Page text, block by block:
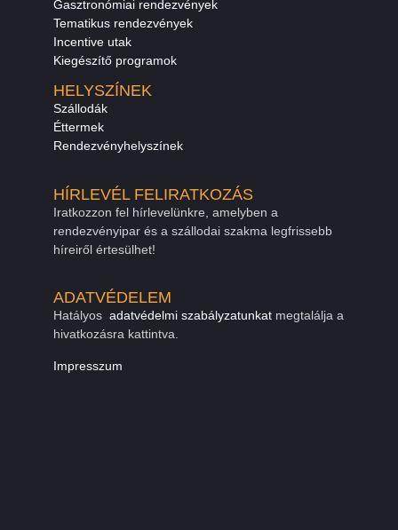
Gasztronómiai rendezvények
Tematikus rendezvények
Incentive utak
Kiegészítő programok
HELYSZÍNEK
Szállodák
Éttermek
Rendezvényhelyszínek
HÍRLEVÉL FELIRATKOZÁS
Iratkozzon fel hírlevelünkre, amelyben a
rendezvényipar és a szállodai szakma legfrissebb
híreiről értesülhet!
ADATVÉDELEM
Hatályos adatvédelmi szabályzatunkat megtalálja a
hivatkozásra kattintva.
Impresszum